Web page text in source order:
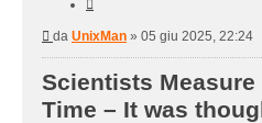
Messaggio
da UnixMan » 05 giu 2025, 22:24
Scientists
Time – It was